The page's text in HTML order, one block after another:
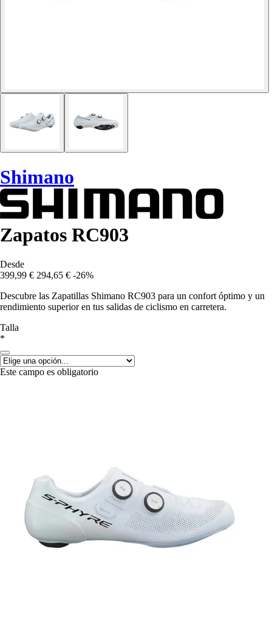
Shimano
Zapatos RC903
Desde
399,99 € 294,65 € -26%
Descubre las Zapatillas Shimano RC903 para un confort óptimo y un
rendimiento superior en tus salidas de ciclismo en carretera.
Talla
*
Este campo es obligatorio